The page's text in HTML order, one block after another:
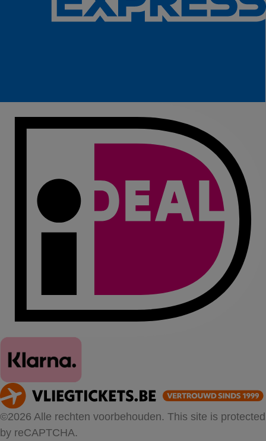
©2026 Alle rechten voorbehouden. This site is protected
by reCAPTCHA.